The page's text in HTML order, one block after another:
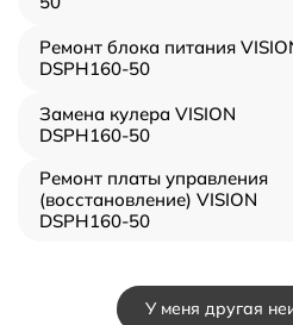
Ремонт блока питания
DSPH160-50
Замена кулера VISION
DSPH160-50
Ремонт платы управления
(восстановление) VISION
DSPH160-50
У меня другая